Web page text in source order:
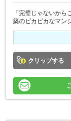
「完璧じゃないか
築のピカピカなマン
クリップ